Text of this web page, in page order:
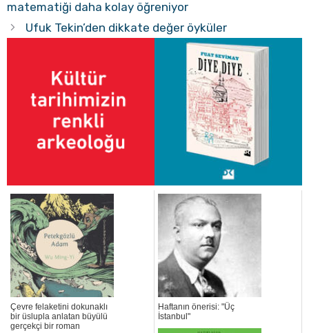
matematiği daha kolay öğreniyor
Ufuk Tekin’den dikkate değer öyküler
Çevre felaketini dokunaklı
bir üslupla anlatan büyülü
gerçekçi bir roman
Haftanın önerisi: "Üç
İstanbul"